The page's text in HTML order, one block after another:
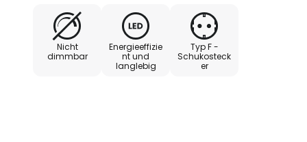
Nicht
dimmbar
Energieeffizie
nt und
langlebig
Typ F -
Schukosteck
er